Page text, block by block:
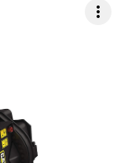
more_vert